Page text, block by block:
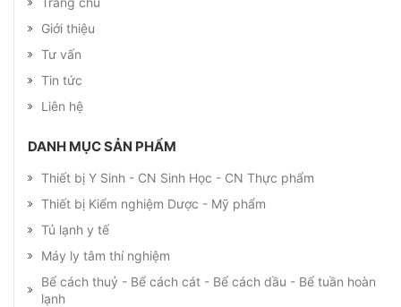
Giới thiệu
Tư vấn
Tin tức
Liên hệ
DANH MỤC SẢN PHẨM
Thiết bị Y Sinh - CN Sinh Học - CN Thực phẩm
Thiết bị Kiểm nghiệm Dược - Mỹ phẩm
Tủ lạnh y tế
Máy ly tâm thí nghiệm
Bể cách thuỷ - Bể cách cát - Bể cách dầu - Bể tuần hoàn
lạnh